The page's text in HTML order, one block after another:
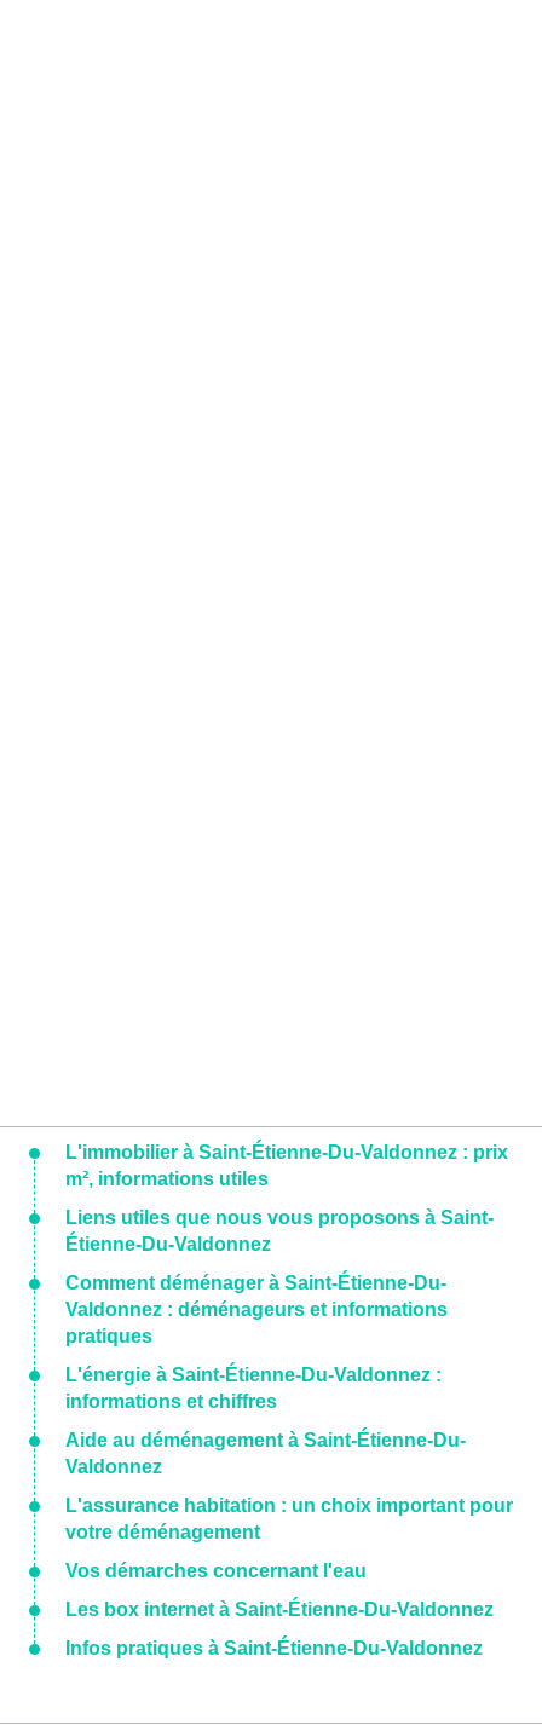
L'immobilier à Saint-Étienne-Du-Valdonnez : prix
m², informations utiles
Liens utiles que nous vous proposons à Saint-
Étienne-Du-Valdonnez
Comment déménager à Saint-Étienne-Du-
Valdonnez : déménageurs et informations
pratiques
L'énergie à Saint-Étienne-Du-Valdonnez :
informations et chiffres
Aide au déménagement à Saint-Étienne-Du-
Valdonnez
L'assurance habitation : un choix important pour
votre déménagement
Vos démarches concernant l'eau
Les box internet à Saint-Étienne-Du-Valdonnez
Infos pratiques à Saint-Étienne-Du-Valdonnez